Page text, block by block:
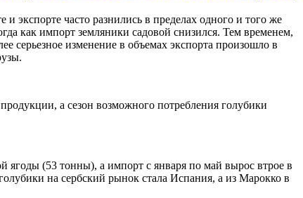
часто разнились в пределах одного и того же
как импорт земляники садовой снизился. Тем временем,
серьезное изменение в объемах экспорта произошло в
а сезон возможного потребления голубики
ягоды (53 тонны), а импорт с января по май вырос втрое в
на сербский рынок стала Испания, а из Марокко в